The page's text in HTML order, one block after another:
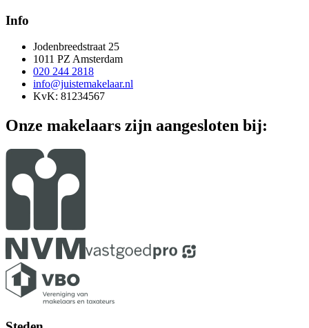
Info
Jodenbreedstraat 25
1011 PZ Amsterdam
020 244 2818
info@juistemakelaar.nl
KvK: 81234567
Onze makelaars zijn aangesloten bij: